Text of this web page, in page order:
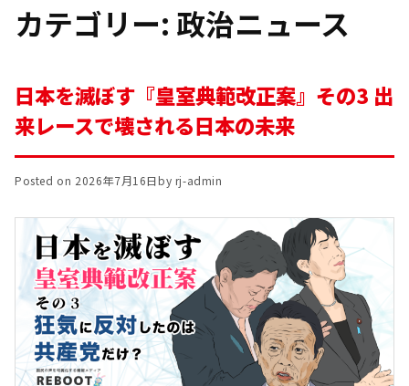
カテゴリー: 政治ニュース
日本を滅ぼす『皇室典範改正案』その3 出
来レースで壊される日本の未来
Posted on 2026年7月16日by rj-admin